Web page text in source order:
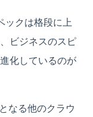
ックは格段に上
ビジネスのスピ
化しているのが
なる他のクラウ